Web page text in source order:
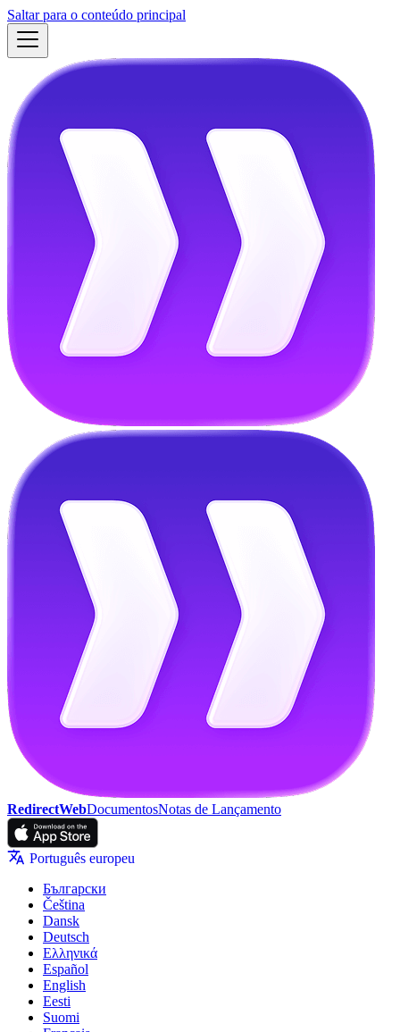
Saltar para o conteúdo principal
RedirectWebDocumentosNotas de Lançamento
Português europeu
Български
Čeština
Dansk
Deutsch
Ελληνικά
Español
English
Eesti
Suomi